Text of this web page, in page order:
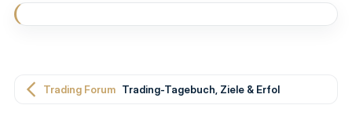
:
Trading Forum Trading-Tagebuch, Ziele & Erfolge